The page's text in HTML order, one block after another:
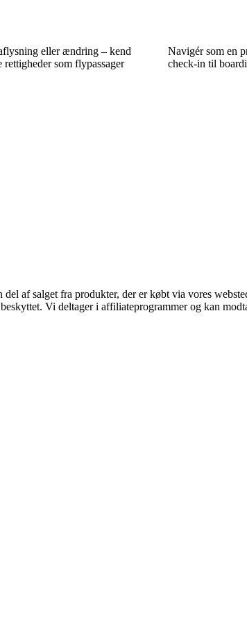
eller ændring – kend
rettigheder som flypassager
Navigér som en
check-in til
af salget fra produkter, der er købt via vores
Vi deltager i affiliateprogrammer og kan